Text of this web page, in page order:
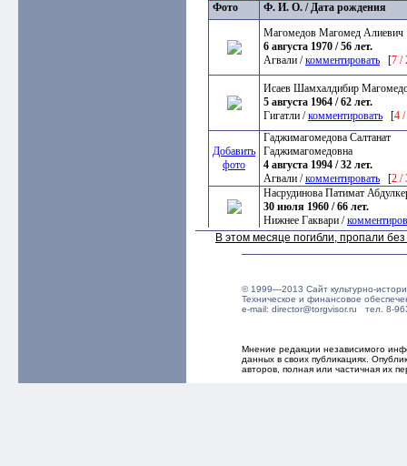
Фото
Ф. И. О. / Дата рождения
Магомедов Магомед Алиевич
6 августа 1970 / 56 лет.
Агвали /комментировать [7 /
Исаев Шамхалдибир
5 августа 1964 / 62 лет.
Гигатли /комментировать [4
Добавить
фото
Гаджимагомедова Салтанат
Гаджимагомедовна
4 августа 1994 / 32 лет.
Агвали /комментировать [2 /
Насрудинова Патимат
30 июля 1960 / 66 лет.
Нижнее Гаквари /
В этом месяце погибли, пропали
© 1999—2013 Сайт культурно-
Техническое и финансовое
e-mail: director@torgvisor.ru тел. 8-
Мнение редакции независимого
данных в своих публикациях.
авторов, полная или частичная их